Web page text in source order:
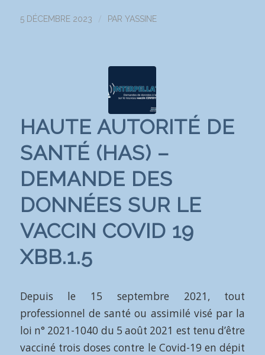
5 DÉCEMBRE 2023 / PAR YASSINE
HAUTE AUTORITÉ DE
SANTÉ (HAS) –
DEMANDE DES
DONNÉES SUR LE
VACCIN COVID 19
XBB.1.5
Depuis le 15 septembre 2021, tout
professionnel de santé ou assimilé visé par la
loi n° 2021-1040 du 5 août 2021 est tenu d’être
vacciné trois doses contre le Covid-19 en dépit